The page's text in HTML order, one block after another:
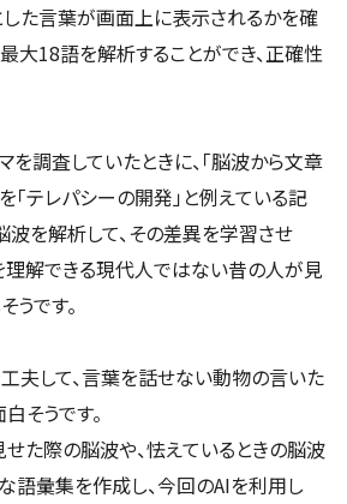
した言葉が画面上に表示されるかを確
大18語を解析することができ、正確性
調査していたときに、「脳波から文章
「テレパシーの開発」と例えている記
波を解析して、その差異を学習させ
解できる現代人ではない昔の人が見
うです。
夫して、言葉を話せない動物の言いた
そうです。
た際の脳波や、怯えているときの脳波
語彙集を作成し、今回のAIを利用し